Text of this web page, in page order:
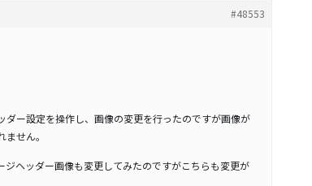
#48553
ー設定を操作し、画像の変更を行ったのですが画像が
せん。
ヘッダー画像も変更してみたのですがこちらも変更が